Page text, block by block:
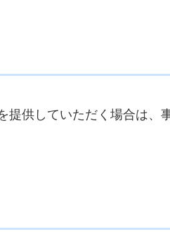
供していただく場合は